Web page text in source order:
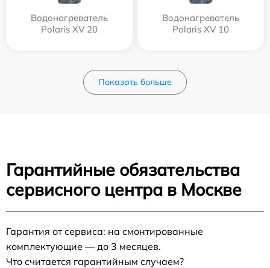
Водонагреватель
Polaris XV 20
Водонагреватель
Polaris XV 10
Показать больше
Гарантийные обязательства
сервисного центра в Москве
Гарантия от сервиса: на смонтированные
комплектующие — до 3 месяцев.
Что считается гарантийным случаем?